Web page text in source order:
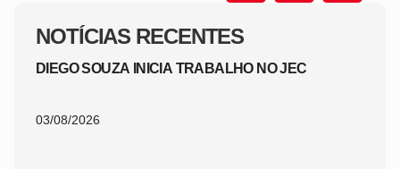
NOTÍCIAS RECENTES
DIEGO SOUZA INICIA TRABALHO NO JEC
03/08/2026